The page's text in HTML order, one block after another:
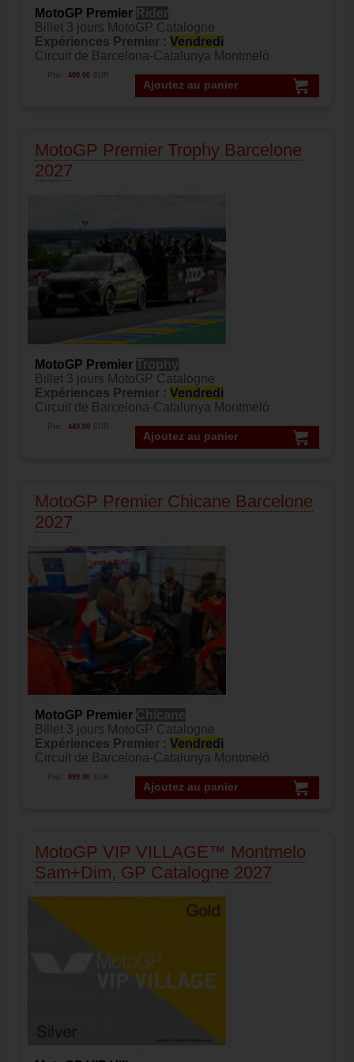
MotoGP Premier Rider
Billet 3 jours MotoGP Catalogne
Expériences Premier : Vendredi
Circuit de Barcelona-Catalunya Montmeló
Ajoutez au panier
Prix: 409.00 EUR
MotoGP Premier Trophy Barcelone
2027
MotoGP Premier Trophy
Billet 3 jours MotoGP Catalogne
Expériences Premier : Vendredi
Circuit de Barcelona-Catalunya Montmeló
Ajoutez au panier
Prix: 449.00 EUR
MotoGP Premier Chicane Barcelone
2027
MotoGP Premier Chicane
Billet 3 jours MotoGP Catalogne
Expériences Premier : Vendredi
Circuit de Barcelona-Catalunya Montmeló
Ajoutez au panier
Prix: 899.00 EUR
MotoGP VIP VILLAGE™ Montmelo
Sam+Dim, GP Catalogne 2027